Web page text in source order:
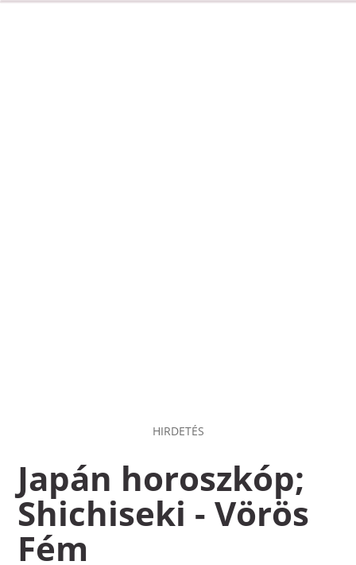
HIRDETÉS
Japán horoszkóp;
Shichiseki - Vörös
Fém